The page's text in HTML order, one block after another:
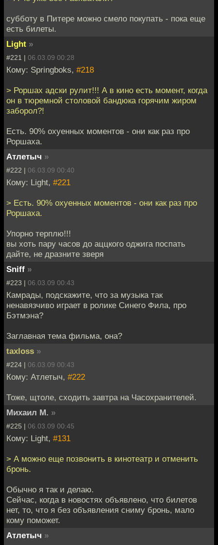
субботу в Питере можно смело покупать - пока еще
есть билеты.
Light »
#221 | 06.03.09 00:28
Кому: Springboks, #218
> Роршах адски рулит!!! А в кино есть момент, когда
он в тюремной столовой бандюка горячим жиром
заборол?!
Есть. 90% охуенных моментов - они как раз про
Роршаха.
Атлетыч »
#222 | 06.03.09 00:40
Кому: Light, #221
> Есть. 90% охуенных моментов - они как раз про
Роршаха.
Упорно терплю!!!
вы хоть пару часов до аццкого оджига поспать
дайте, не дразните зверя
Sniff »
#223 | 06.03.09 00:43
Камрады, подскажите, что за музыка так
ненавязчиво играет в ролике Синего Фила, про
Бэтмэна?
Заглавная тема фильма, она?
taxloss »
#224 | 06.03.09 00:43
Кому: Атлетыч, #222
Тоже, щтоле, сходить завтра на Часохранителей.
Михаил М. »
#225 | 06.03.09 00:45
Кому: Light, #131
> А можно еще позвонить в кинотеатр и отменить
бронь.
Обычно я так и делаю.
Сейчас, когда в новостях объявлено, что билетов
нет, то, что я без объявления сниму бронь, мало
кому поможет.
Атлетыч »